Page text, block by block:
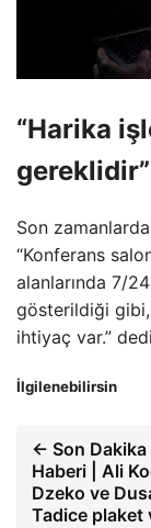
“Harika
gereklidir”
Son
“Konferans
alanlarında 7/
gösterildiği
ihtiyaç var.”
İlgilenebilirsin
← Son Dakika
Haberi | Ali
Dzeko ve
Tadice plaket